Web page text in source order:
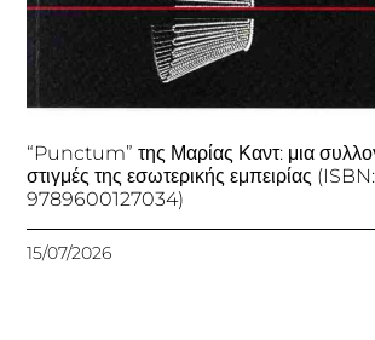
“Punctum” της Μαρίας Καντ: μια
στιγμές της εσωτερικής εμπειρίας (ISBN:
9789600127034)
15/07/2026